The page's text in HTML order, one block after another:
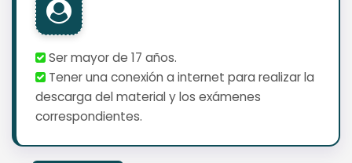
Ser mayor de 17 años.
Tener una conexión a internet para realizar la
descarga del material y los exámenes
correspondientes.